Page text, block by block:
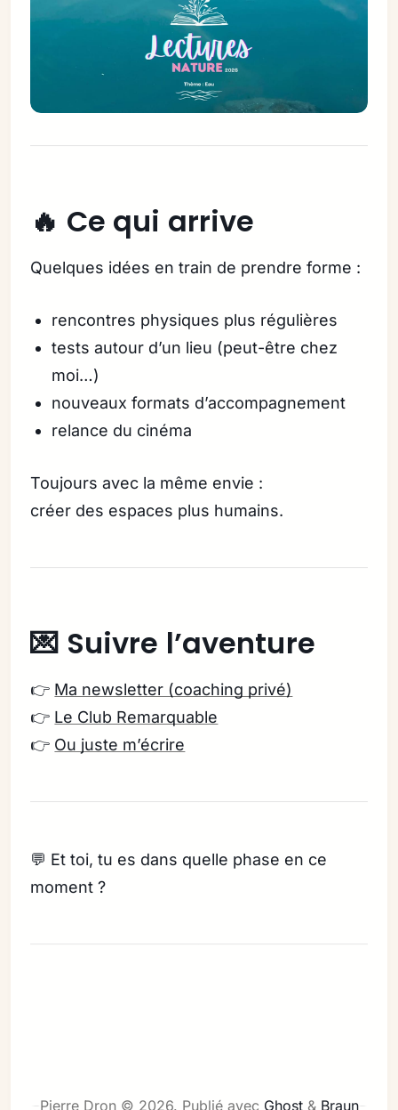
🔥 Ce qui arrive
Quelques idées en train de prendre forme :
rencontres physiques plus régulières
tests autour d’un lieu (peut-être chez
moi…)
nouveaux formats d’accompagnement
relance du cinéma
Toujours avec la même envie :
créer des espaces plus humains.
💌 Suivre l’aventure
👉 Ma newsletter (coaching privé)
👉 Le Club Remarquable
👉 Ou juste m’écrire
💬 Et toi, tu es dans quelle phase en ce
moment ?
Pierre Dron © 2026. Publié avec Ghost& Braun